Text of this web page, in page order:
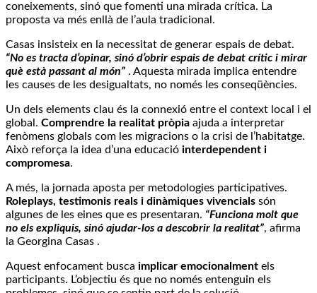
coneixements, sinó que fomenti una mirada crítica. La
proposta va més enllà de l’aula tradicional.
Casas insisteix en la necessitat de generar espais de debat.
“No es tracta d’opinar, sinó d’obrir espais de debat crític i mirar
què està passant al món” . Aquesta mirada implica entendre
les causes de les desigualtats, no només les conseqüències.
Un dels elements clau és la connexió entre el context local i el
global. Comprendre la realitat pròpia ajuda a interpretar
fenòmens globals com les migracions o la crisi de l’habitatge.
Això reforça la idea d’una educació interdependent i
compromesa.
A més, la jornada aposta per metodologies participatives.
Roleplays, testimonis reals i dinàmiques vivencials són
algunes de les eines que es presentaran. “Funciona molt que
no els expliquis, sinó ajudar-los a descobrir la realitat”, afirma
la Georgina Casas .
Aquest enfocament busca implicar emocionalment els
participants. L’objectiu és que no només entenguin els